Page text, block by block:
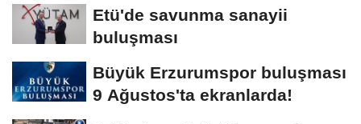
Etü'de savunma sanayii
buluşması
Büyük Erzurumspor buluşması
9 Ağustos'ta ekranlarda!